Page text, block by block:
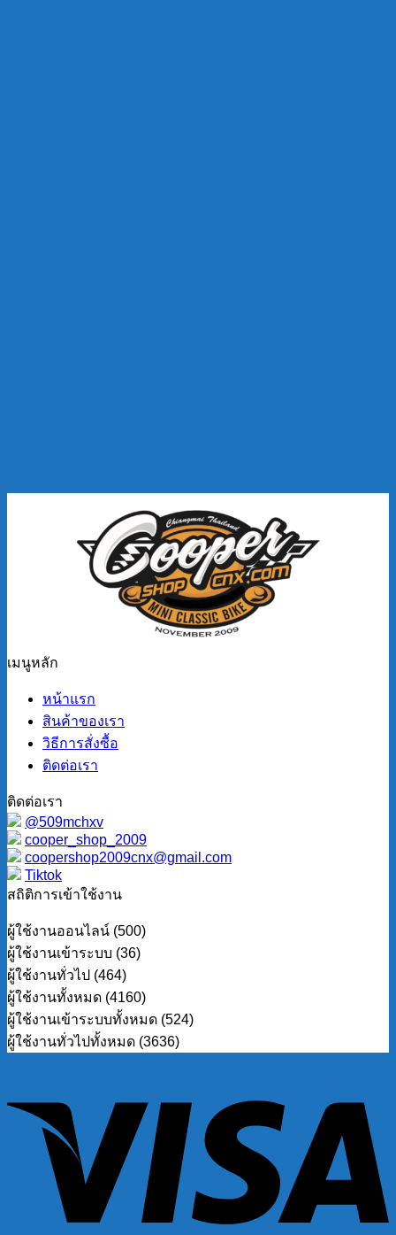
เมนูหลัก
หน้าแรก
สินค้าของเรา
วิธีการสั่งซื้อ
ติดต่อเรา
ติดต่อเรา
@509mchxv
cooper_shop_2009
coopershop2009cnx@gmail.com
Tiktok
สถิติการเข้าใช้งาน
ผู้ใช้งานออนไลน์ (500)
ผู้ใช้งานเข้าระบบ (36)
ผู้ใช้งานทั่วไป (464)
ผู้ใช้งานทั้งหมด (4160)
ผู้ใช้งานเข้าระบบทั้งหมด (524)
ผู้ใช้งานทั่วไปทั้งหมด (3636)